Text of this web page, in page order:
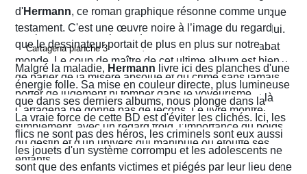
Alvaro hésite, tremble mais en proie à une peur panique
finit par obéir. Cela provoque aussitôt un déclic chez lui.
Dans un sursaut de survie, il retourne son arme et abat
l’un des chefs du gang local qui n’est autre que le neveu
d’Arriega. Devenus des hommes à abattre, Alvaro et
Nacho s'enfuient vers la frontière américaine. C’est là
qu’ils vont croiser, Félix Garzon, un flic quadragénaire
fatigué qui les regarde courir…
d'Hermann, ce roman graphique résonne comme un
testament. C'est une œuvre noire à l’image du regard
que le dessinateur portait de plus en plus sur notre
monde. Le coup de maître de cet ultime album est bien
de parler de la misère absolue et du crime sans jamais
porter de jugement ni tomber dans le voyeurisme.
Cartagena ne donne pas de leçons. Le livre montre
simplement, avec un regard froid, l’importance du poids
du destin et d'un univers qui manipule ou étouffe ses
enfants.
Malgré la maladie, Hermann livre ici des planches d'une
énergie folle. Sa mise en couleur directe, plus lumineuse
que dans ses derniers albums, nous plonge dans la
poussière et la sueur comme lui seul savait les
transmettre. On y retrouve ses fameux visages fatigués
aux mâchoires carrées portant en eux toute la détresse
ou la noirceur du monde. Le scénario d' Yves H. est d'une
La vraie force de cette BD est d'éviter les clichés. Ici, les
flics ne sont pas des héros, les criminels sont eux aussi
les jouets d'un système corrompu et les adolescents ne
sont que des enfants victimes et piégés par leur lieu de